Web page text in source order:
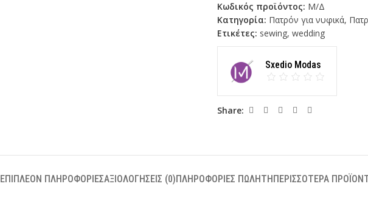
Κωδικός προϊόντος: Μ/Δ
Κατηγορία: Πατρόν για νυφικά,
Ετικέτες: sewing, wedding
Sxedio Modas
Share:
ΕΠΙΠΛΈΟΝ ΠΛΗΡΟΦΟΡΊΕΣΑΞΙΟΛΟΓΉΣΕΙΣ (0)ΠΛΗΡΟΦΟΡΊΕΣ ΠΩΛΗΤΉΠΕΡΙΣΣΌΤΕΡΑ